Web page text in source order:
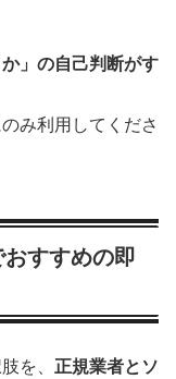
か」の自己判断がす
み利用してくださ
すすめの即
を、 正規業者とソ